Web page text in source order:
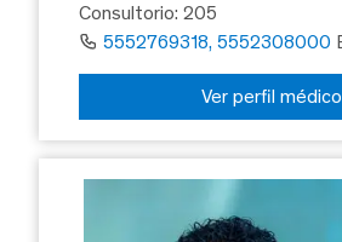
Consultorio: 205
5552769318, 5552308000
Ver perfil médico